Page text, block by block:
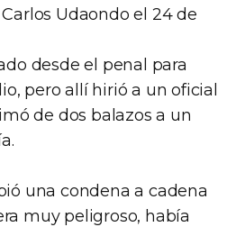
Udaondo el 24 de
desde el penal para
pero allí hirió a un oficial
de dos balazos a un
una condena a cadena
muy peligroso, había